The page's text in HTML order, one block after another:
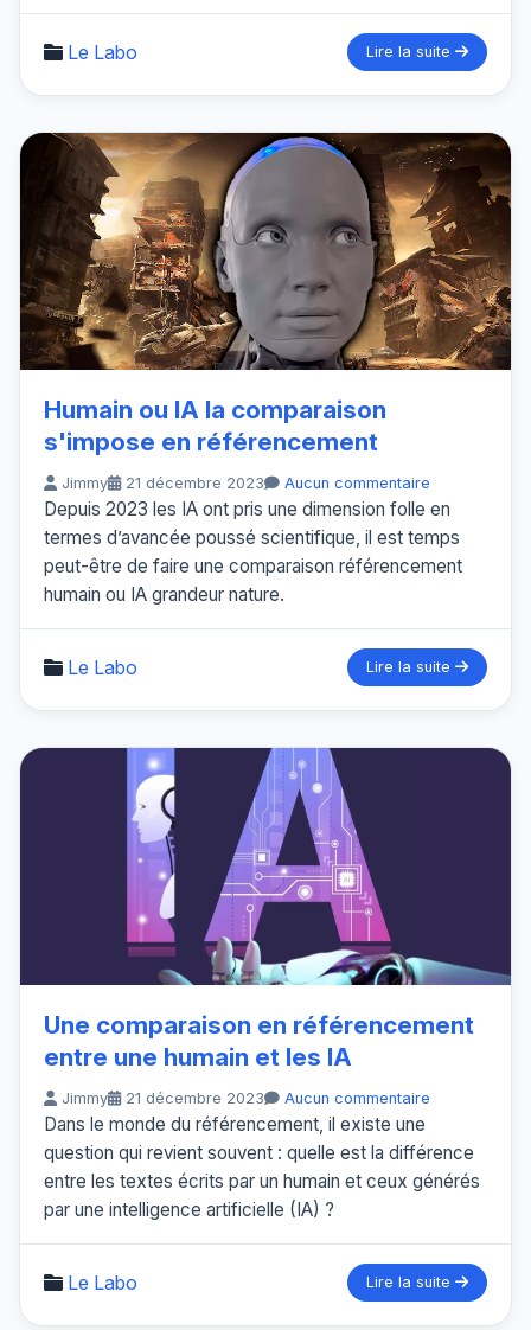
Le Labo Lire la suite
Humain ou IA la comparaison
s'impose en référencement
Jimmy 21 décembre 2023 Aucun commentaire
Depuis 2023 les IA ont pris une dimension folle en
termes d’avancée poussé scientifique, il est temps
peut-être de faire une comparaison référencement
humain ou IA grandeur nature.
Le Labo Lire la suite
Une comparaison en référencement
entre une humain et les IA
Jimmy 21 décembre 2023 Aucun commentaire
Dans le monde du référencement, il existe une
question qui revient souvent : quelle est la différence
entre les textes écrits par un humain et ceux générés
par une intelligence artificielle (IA) ?
Le Labo Lire la suite